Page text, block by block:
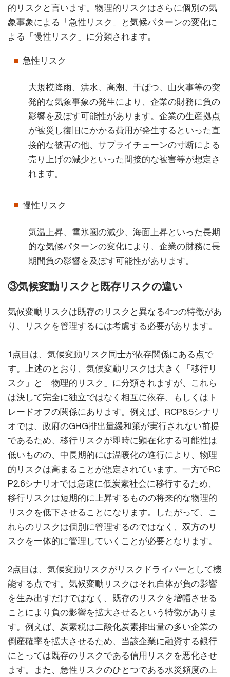
的リスクと言います。物理的リスクはさらに個別の気
象事象による「急性リスク」と気候パターンの変化に
よる「慢性リスク」に分類されます。
急性リスク
大規模降雨、洪水、高潮、干ばつ、山火事等の突
発的な気象事象の発生により、企業の財務に負の
影響を及ぼす可能性があります。企業の生産拠点
が被災し復旧にかかる費用が発生するといった直
接的な被害の他、サプライチェーンの寸断による
売り上げの減少といった間接的な被害等が想定さ
れます。
慢性リスク
気温上昇、雪氷圏の減少、海面上昇といった長期
的な気候パターンの変化により、企業の財務に長
期間負の影響を及ぼす可能性があります。
③気候変動リスクと既存リスクの違い
気候変動リスクは既存のリスクと異なる4つの特徴があ
り、リスクを管理するには考慮する必要があります。
1点目は、気候変動リスク同士が依存関係にある点で
す。上述のとおり、気候変動リスクは大きく「移行リ
スク」と「物理的リスク」に分類されますが、これら
は決して完全に独立ではなく相互に依存、もしくはト
レードオフの関係にあります。例えば、RCP8.5シナリ
オでは、政府のGHG排出量緩和策が実行されない前提
であるため、移行リスクが即時に顕在化する可能性は
低いものの、中長期的には温暖化の進行により、物理
的リスクは高まることが想定されています。一方でRC
P2.6シナリオでは急速に低炭素社会に移行するため、
移行リスクは短期的に上昇するものの将来的な物理的
リスクを低下させることになります。したがって、こ
れらのリスクは個別に管理するのではなく、双方のリ
スクを一体的に管理していくことが必要となります。
2点目は、気候変動リスクがリスクドライバーとして機
能する点です。気候変動リスクはそれ自体が負の影響
を生み出すだけではなく、既存のリスクを増幅させる
ことにより負の影響を拡大させるという特徴がありま
す。例えば、炭素税は二酸化炭素排出量の多い企業の
倒産確率を拡大させるため、当該企業に融資する銀行
にとっては既存のリスクである信用リスクを悪化させ
ます。また、急性リスクのひとつである水災頻度の上